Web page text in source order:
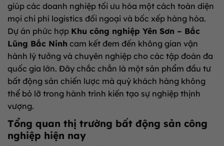
giúp các doanh nghiệp tối ưu hóa một cách toàn diện
mọi chi phí logistics đối ngoại và bốc xếp hàng hóa.
Dự án phức hợp Khu công nghiệp Yên Sơn – Bắc
Lũng Bắc Ninh cam kết đem đến không gian vận
hành lý tưởng và chuyên nghiệp cho các tập đoàn đa
quốc gia lớn. Đây chắc chắn là một sản phẩm đầu tư
bất động sản chiến lược mà quý khách hàng không
thể bỏ lỡ trong hành trình kiến tạo sự nghiệp thịnh
vượng.
Tổng quan thị trường bất động sản công
nghiệp hiện nay